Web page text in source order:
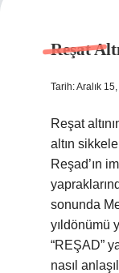
Reşat
Tarih: Aralık
Reşat
altın
Reşad’ın
sonunda
yıldönümü
“REŞAD”
nasıl